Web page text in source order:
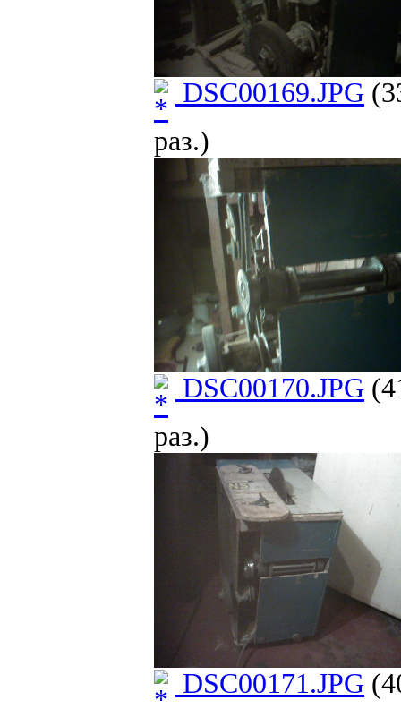
DSC00169.JPG
раз.)
DSC00170.JPG
раз.)
DSC00171.JPG